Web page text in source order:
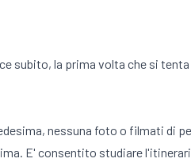
subito, la prima volta che si
nessuna foto o filmati di
E' consentito studiare